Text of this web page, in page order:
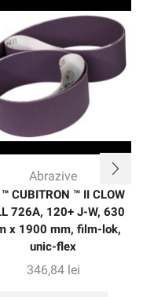
Abrazive
CUBITRON ™ II CLOW
726A, 120+ J-W, 630
x 1900 mm, film-lok,
unic-flex
346,84 lei